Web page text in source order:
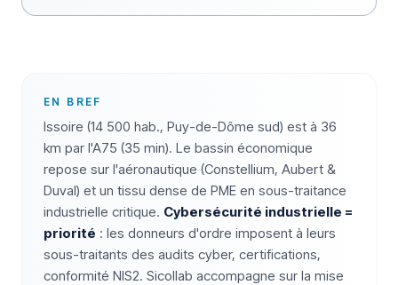
EN BREF
Issoire (14 500 hab., Puy-de-Dôme sud) est à 36
km par l'A75 (35 min). Le bassin économique
repose sur l'aéronautique (Constellium, Aubert &
Duval) et un tissu dense de PME en sous-traitance
industrielle critique. Cybersécurité industrielle =
priorité : les donneurs d'ordre imposent à leurs
sous-traitants des audits cyber, certifications,
conformité NIS2. Sicollab accompagne sur la mise